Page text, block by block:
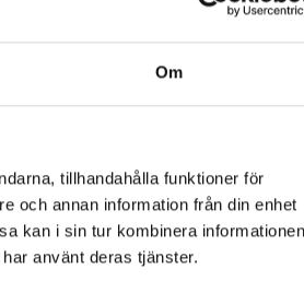
Om
tillhandahålla funktioner för
och annan information från din enhet
kan i sin tur kombinera informationen
använt deras tjänster.
NYTT RAMAVTAL I
1 2 3 4 5